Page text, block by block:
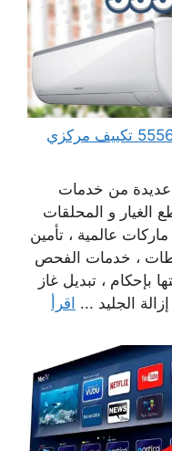
فني تكييف وتبريد الرميثية 55560390 تكييف مركزي
عديدة من خدمات
الغيار و المحلقات
عالمية ، تأمين
، خدمات الفحص
بإحكام ، تبديل غاز
الجليد ... اقرأ